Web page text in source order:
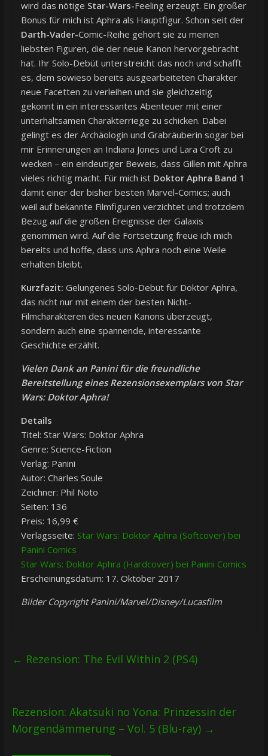
wird das nötige Star-Wars-Feeling erzeugt. Ein großer
Bonus für mich ist Aphra als Hauptfigur. Schon seit der
Darth-Vader-Comic-Reihe gehört sie zu meinen
liebsten Figuren, die der neue Kanon hervorgebracht
hat. Ihr Solo-Debüt unterstreicht das noch und schafft
es, dem sowieso bereits ausgearbeiteten Charakter
neue Facetten zu verleihen und sie gleichzeitig
gekonnt in ein interessantes Abenteuer mit einer
unterhaltsamen Charakterriege zu schicken. Dabei
gelingt es der Archäologin und Grabräuberin sogar bei
mir Erinnerungen an Indiana Jones und Lara Croft zu
wecken – ein eindeutiger Beweis, dass Gillen mit Aphra
vieles richtig macht. Für mich ist Doktor Aphra Band 1
damit einer der bisher besten Marvel-Comics; auch
weil auf bekannte Filmfiguren verzichtet und trotzdem
Bezug auf die großen Ereignisse der Galaxis
genommen wird. Auf die Fortsetzung freue ich mich
bereits und hoffe, dass uns Aphra noch eine Weile
erhalten bleibt.
Kurzfazit: Gelungenes Solo-Debüt für Doktor Aphra,
das nicht nur mit einem der besten Nicht-
Filmcharakteren des neuen Kanons überzeugt,
sondern auch eine spannende, interessante
Geschichte erzählt.
Vielen Dank an Panini für die freundliche
Bereitstellung eines Rezensionsexemplars von Star
Wars: Doktor Aphra!
Details
Titel: Star Wars: Doktor Aphra
Genre: Science-Fiction
Verlag: Panini
Autor: Charles Soule
Zeichner: Phil Noto
Seiten: 136
Preis: 16,99 €
Verlagsseite: Star Wars: Doktor Aphra (Softcover) bei
Panini Comics
Star Wars: Doktor Aphra (Hardcover) bei Panini Comics
Erscheinungsdatum: 17. Oktober 2017
Bilder Copyright Panini/Marvel/Disney/Lucasfilm
← Rezension: The Evil Within 2 (PS4)
Rezension: Akatsuki no Yona: Prinzessin der
Morgendämmerung – Vol. 5 (Blu-ray) →